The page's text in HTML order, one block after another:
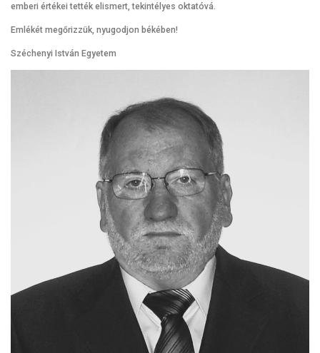
emberi értékei tették elismert, tekintélyes oktatóvá.
Emlékét megőrizzük, nyugodjon békében!
Széchenyi István Egyetem